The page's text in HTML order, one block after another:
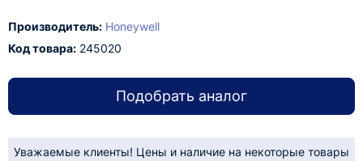
Производитель: Honeywell
Код товара: 245020
Подобрать аналог
Уважаемые клиенты! Цены и наличие на некоторые товары